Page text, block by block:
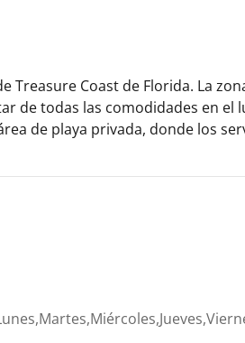
Treasure Coast de Florida. La
de todas las comodidades en el
de playa privada, donde los